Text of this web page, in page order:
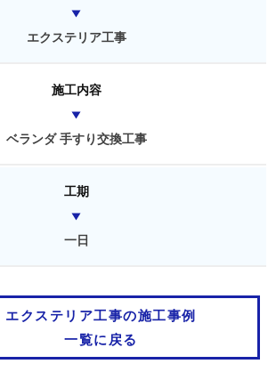
エクステリア工事
施工内容
ベランダ 手すり交換工事
工期
一日
エクステリア工事の施工事例
一覧に戻る